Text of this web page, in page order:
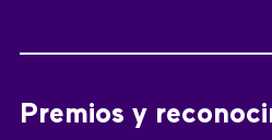
Premios y